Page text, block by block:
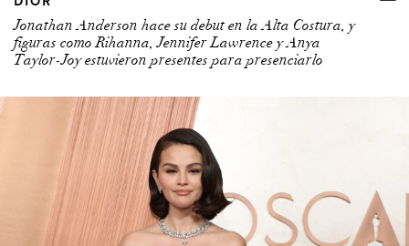
Jonathan Anderson hace su debut en la Alta Costura, y
figuras como Rihanna, Jennifer Lawrence y Anya
Taylor-Joy estuvieron presentes para presenciarlo